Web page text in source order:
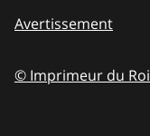
Avertissement
© Imprimeur du